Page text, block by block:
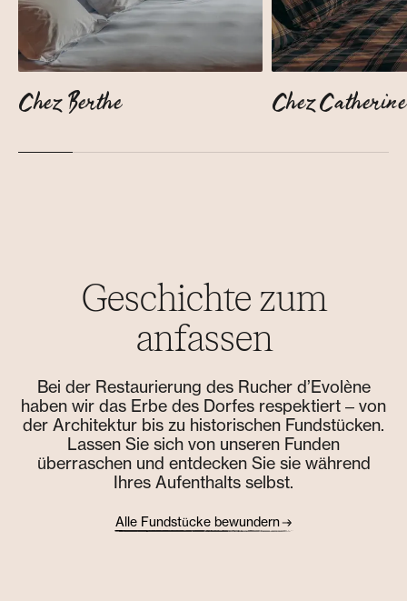
Chez Berthe Chez Catherine
Geschichte zum
anfassen
Bei der Restaurierung des Rucher d’Evolène
haben wir das Erbe des Dorfes respektiert – von
der Architektur bis zu historischen Fundstücken.
Lassen Sie sich von unseren Funden
überraschen und entdecken Sie sie während
Ihres Aufenthalts selbst.
Alle Fundstücke bewundern